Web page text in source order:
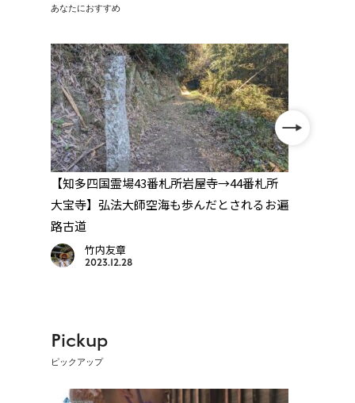
あなたにおすすめ
【知多四国霊場43番札所岩屋寺→44番札所
大宝寺】弘法大師空海も歩んだとされるお遍
路古道
竹内友章
2023.12.28
Pickup
ピックアップ